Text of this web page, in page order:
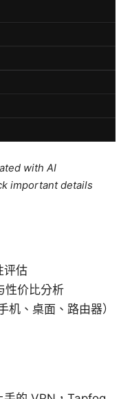
with AI
important details
评估
性价比分析
机、桌面、路由器）